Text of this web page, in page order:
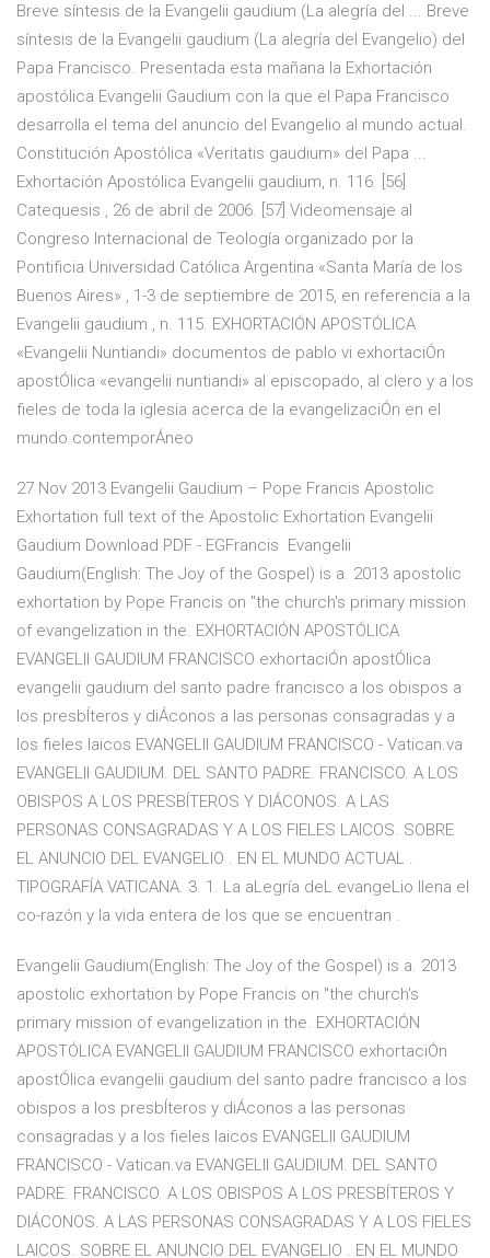
Breve síntesis de la Evangelii gaudium (La alegría del ... Breve
síntesis de la Evangelii gaudium (La alegría del Evangelio) del
Papa Francisco. Presentada esta mañana la Exhortación
apostólica Evangelii Gaudium con la que el Papa Francisco
desarrolla el tema del anuncio del Evangelio al mundo actual.
Constitución Apostólica «Veritatis gaudium» del Papa ...
Exhortación Apostólica Evangelii gaudium, n. 116. [56]
Catequesis , 26 de abril de 2006. [57] Videomensaje al
Congreso Internacional de Teología organizado por la
Pontificia Universidad Católica Argentina «Santa María de los
Buenos Aires» , 1-3 de septiembre de 2015, en referencia a la
Evangelii gaudium , n. 115. EXHORTACIÓN APOSTÓLICA
«Evangelii Nuntiandi» documentos de pablo vi exhortaciÓn
apostÓlica «evangelii nuntiandi» al episcopado, al clero y a los
fieles de toda la iglesia acerca de la evangelizaciÓn en el
mundo contemporÁneo
27 Nov 2013 Evangelii Gaudium – Pope Francis Apostolic
Exhortation full text of the Apostolic Exhortation Evangelii
Gaudium Download PDF - EGFrancis Evangelii
Gaudium(English: The Joy of the Gospel) is a. 2013 apostolic
exhortation by Pope Francis on "the church's primary mission
of evangelization in the. EXHORTACIÓN APOSTÓLICA
EVANGELII GAUDIUM FRANCISCO exhortaciÓn apostÓlica
evangelii gaudium del santo padre francisco a los obispos a
los presbÍteros y diÁconos a las personas consagradas y a
los fieles laicos EVANGELII GAUDIUM FRANCISCO - Vatican.va
EVANGELII GAUDIUM. DEL SANTO PADRE. FRANCISCO. A LOS
OBISPOS A LOS PRESBÍTEROS Y DIÁCONOS. A LAS
PERSONAS CONSAGRADAS Y A LOS FIELES LAICOS. SOBRE
EL ANUNCIO DEL EVANGELIO . EN EL MUNDO ACTUAL .
TIPOGRAFÍA VATICANA. 3. 1. La aLegría deL evangeLio llena el
co-razón y la vida entera de los que se encuentran .
Evangelii Gaudium(English: The Joy of the Gospel) is a. 2013
apostolic exhortation by Pope Francis on "the church's
primary mission of evangelization in the. EXHORTACIÓN
APOSTÓLICA EVANGELII GAUDIUM FRANCISCO exhortaciÓn
apostÓlica evangelii gaudium del santo padre francisco a los
obispos a los presbÍteros y diÁconos a las personas
consagradas y a los fieles laicos EVANGELII GAUDIUM
FRANCISCO - Vatican.va EVANGELII GAUDIUM. DEL SANTO
PADRE. FRANCISCO. A LOS OBISPOS A LOS PRESBÍTEROS Y
DIÁCONOS. A LAS PERSONAS CONSAGRADAS Y A LOS FIELES
LAICOS. SOBRE EL ANUNCIO DEL EVANGELIO . EN EL MUNDO